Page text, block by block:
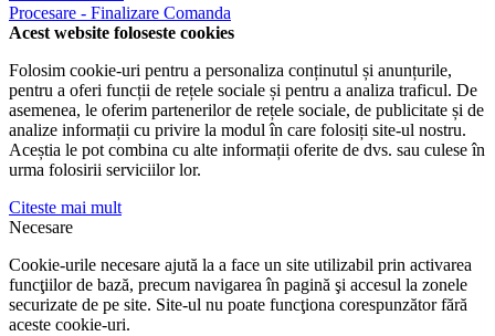
Procesare - Finalizare Comanda
Acest website foloseste cookies
Folosim cookie-uri pentru a personaliza conținutul și anunțurile,
pentru a oferi funcții de rețele sociale și pentru a analiza traficul. De
asemenea, le oferim partenerilor de rețele sociale, de publicitate și de
analize informații cu privire la modul în care folosiți site-ul nostru.
Aceștia le pot combina cu alte informații oferite de dvs. sau culese în
urma folosirii serviciilor lor.
Citeste mai mult
Necesare
Cookie-urile necesare ajută la a face un site utilizabil prin activarea
funcţiilor de bază, precum navigarea în pagină şi accesul la zonele
securizate de pe site. Site-ul nu poate funcţiona corespunzător fără
aceste cookie-uri.